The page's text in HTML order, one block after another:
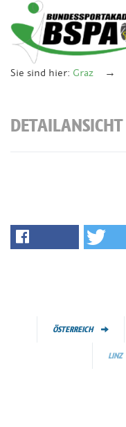
Sie sind hier: Graz
DETAILANSICHT
ÖSTERREICH
LINZ